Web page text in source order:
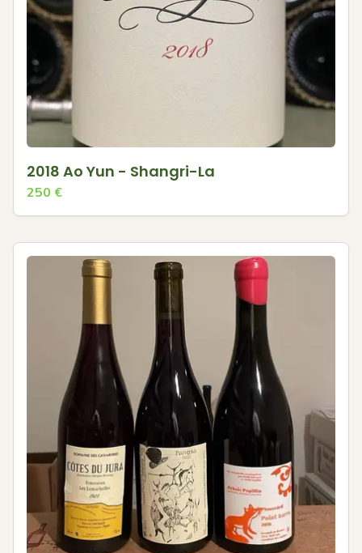
2018 Ao Yun - Shangri-La
250 €